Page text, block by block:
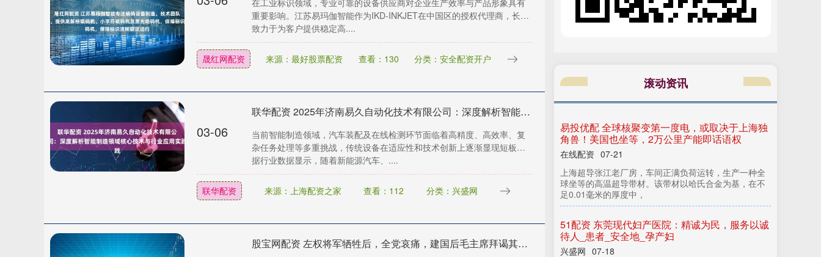
在工业标识领域，专业可靠的设备供应商对企业生产效率与产品形象具有
重要影响。江苏易玛伽智能作为IKD-INKJET在中国区的授权代理商，长期
致力于为客户提供稳定高....
晟红网配资 来源：最好股票配资 查看：130 分类：安全配资开户
03-06
联华配资 2025年济南易久自动化技术有限公司：深度解析智能制造领域核心技术与行业应用实践
当前智能制造领域，汽车装配及在线检测环节面临着高精度、高效率、复
杂任务处理等多重挑战，传统设备在适应性和技术创新上逐渐显现短板。
据行业数据显示，随着新能源汽车、....
联华配资 来源：上海配资之家 查看：112 分类：兴盛网
股宝网配资 左权将军牺牲后，全党哀痛，建国后毛主席拜谒其墓，当场立下规矩_毛泽东_革命_国家
滚动资讯
易
投
优
配
全
球
核
聚
变
第
一
度
电
，
或
取
决
于
上
海
独
角
兽
！
美
国
也
坐
等
，
2
万
公
里
产
能
即
话
语
权
在线配资
07-21
上
海
超
导
张
江
老
厂
房
，
车
间
正
满
负
荷
运
转
，
生
产
一
种
全
球
坐
等
的
高
温
超
导
带
材
。
该
带
材
以
哈
氏
合
金
为
基
，
在
不
足
0
.
0
1
毫
米
的
厚
度
中
，
待
妇
兴盛网
07-18